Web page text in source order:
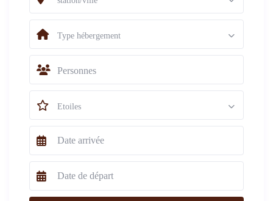
Type hébergement
Personnes
Etoiles